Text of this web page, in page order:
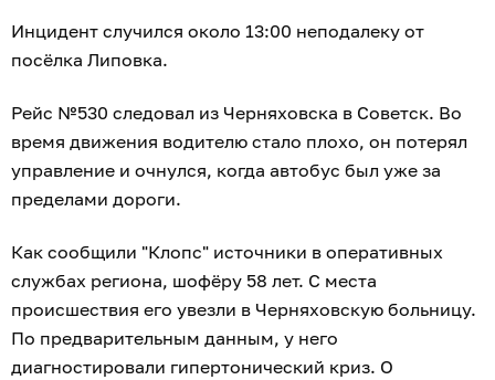
Инцидент случился около 13:00 неподалеку от
посёлка Липовка.
Рейс №530 следовал из Черняховска в Советск. Во
время движения водителю стало плохо, он потерял
управление и очнулся, когда автобус был уже за
пределами дороги.
Как сообщили "Клопс" источники в оперативных
службах региона, шофёру 58 лет. С места
происшествия его увезли в Черняховскую больницу.
По предварительным данным, у него
диагностировали гипертонический криз. О